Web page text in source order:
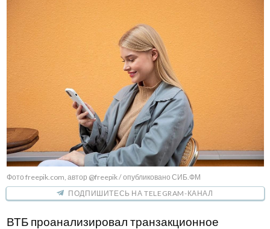
Фото freepik.com, автор @freepik / опубликовано СИБ.ФМ
ПОДПИШИТЕСЬ НА TELEGRAM-КАНАЛ
ВТБ проанализировал транзакционное